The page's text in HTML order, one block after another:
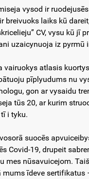
vysod ir
breivuoks laiks kū
CV, vysu kū jī
uzaicynuoja iz pyrmū
vairuokys atlasis
pīplyudums nu
gon ar vysaidu
tūs 20, ar kurim
i tyku.
suocēs
Covid-19, drupeit
mes nūsavuicejom.
īdeve sertifikatus